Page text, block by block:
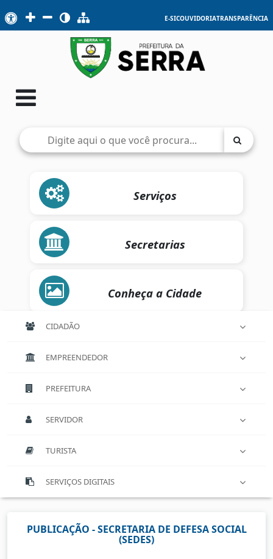
E-SICOUVIDORIATRANSPARÊNCIA
Serviços
Secretarias
Conheça a Cidade
CIDADÃO
EMPREENDEDOR
PREFEITURA
SERVIDOR
TURISTA
SERVIÇOS DIGITAIS
PUBLICAÇÃO - SECRETARIA DE DEFESA SOCIAL
(SEDES)